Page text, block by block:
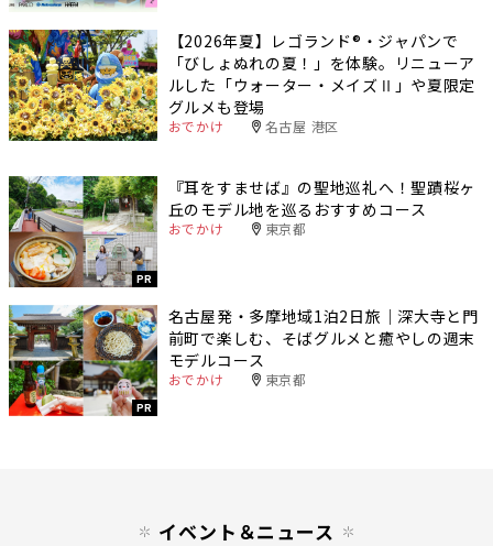
【2026年夏】レゴランド®・ジャパンで
「びしょぬれの夏！」を体験。リニューア
ルした「ウォーター・メイズⅡ」や夏限定
グルメも登場
おでかけ 名古屋 港区
PR
『耳をすませば』の聖地巡礼へ！聖蹟桜ヶ
丘のモデル地を巡るおすすめコース
おでかけ 東京都
PR
名古屋発・多摩地域1泊2日旅｜深大寺と門
前町で楽しむ、そばグルメと癒やしの週末
モデルコース
おでかけ 東京都
イベント＆ニュース